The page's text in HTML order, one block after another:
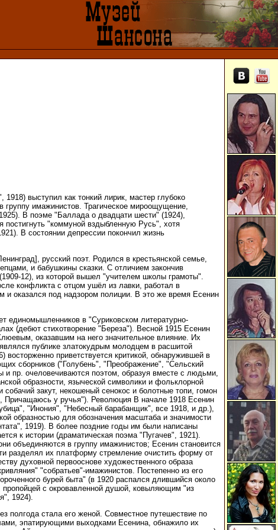
выступил как тонкий лирик, мастер глубоко
группу имажинистов. Трагическое мироощущение,
В поэме "Баллада о двадцати шести" (1924),
"коммуной вздыбленную Русь", хотя
В состоянии депрессии покончил жизнь
русский поэт. Родился в крестьянской семье,
и бабушкины сказки. С отличием закончив
12), из которой вышел "учителем школы грамоты".
конфликта с отцом ушёл из лавки, работал в
и оказался под надзором полиции. В это же время Есенин
единомышленников в "Суриковском литературно-
(дебют стихотворение "Береза"). Весной 1915 Есенин
оказавшим на него значительное влияние. Их
публике златокудрым молодцем в расшитой
приветствуется критикой, обнаружившей в
сборников ("Голубень", "Преображение", "Сельский
пр. очеловечиваются поэтом, образуя вместе с людьми,
образности, языческой символики и фольклорной
закут, некошеный сенокос и болотные топи, гомон
Причащаюсь у ручья"). Революция В начале 1918 Есенин
"Инония", "Небесный барабанщик", все 1918, и др.),
образностью для обозначения масштаба и значимости
1919). В более поздние годы им были написаны
к истории (драматическая поэма "Пугачев", 1921).
объединяются в группу имажинистов; Есенин становится
разделял их платформу стремление очистить форму от
духовной первооснове художественного образа
"собратьев"-имажинистов. Постепенно из его
бурей быта" (в 1920 распался длившийся около
с окровавленной душой, ковыляющим "из
1924).
полгода стала его женой. Совместное путешествие по
эпатирующими выходками Есенина, обнажило их